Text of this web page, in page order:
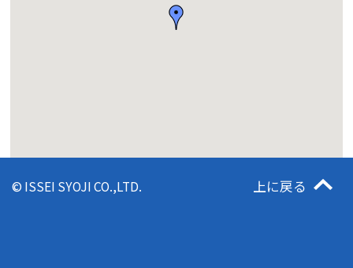
© ISSEI SYOJI CO.,LTD. 上に戻る